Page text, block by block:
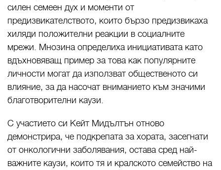
силен семеен дух и моменти от
предизвикателството, които бързо предизвикаха
хиляди положителни реакции в социалните
мрежи. Мнозина определиха инициативата като
вдъхновяващ пример за това как популярните
личности могат да използват общественото си
влияние, за да насочат вниманието към значими
благотворителни каузи.
С участието си Кейт Мидълтън отново
демонстрира, че подкрепата за хората, засегнати
от онкологични заболявания, остава сред най-
важните каузи, които тя и кралското семейство на